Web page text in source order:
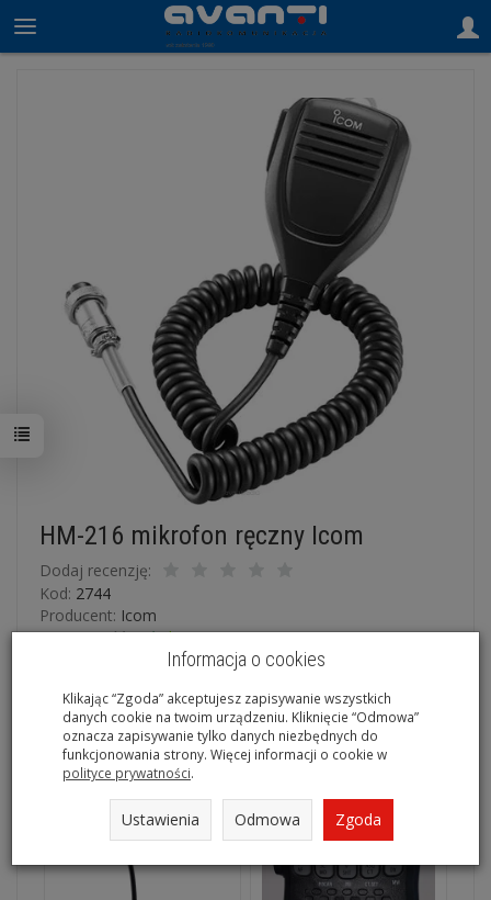
HM-216 mikrofon ręczny Icom
Dodaj recenzję:
Kod: 2744
Producent: Icom
Dostępność:
dostępny
Polecane produkty
Informacja o cookies
Klikając “Zgoda” akceptujesz zapisywanie wszystkich
danych cookie na twoim urządzeniu. Kliknięcie “Odmowa”
oznacza zapisywanie tylko danych niezbędnych do
funkcjonowania strony. Więcej informacji o cookie w
polityce prywatności.
Ustawienia Odmowa Zgoda